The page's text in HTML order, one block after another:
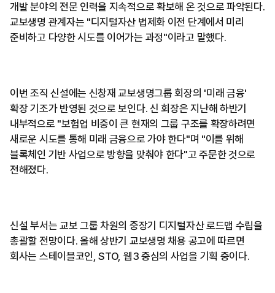
개발 분야의 전문 인력을 지속적으로 확보해 온 것으로 파악된다.
교보생명 관계자는 "디지털자산 법제화 이전 단계에서 미리
준비하고 다양한 시도를 이어가는 과정"이라고 말했다.
이번 조직 신설에는 신창재 교보생명그룹 회장의 '미래 금융'
확장 기조가 반영된 것으로 보인다. 신 회장은 지난해 하반기
내부적으로 "보험업 비중이 큰 현재의 그룹 구조를 확장하려면
새로운 시도를 통해 미래 금융으로 가야 한다"며 "이를 위해
블록체인 기반 사업으로 방향을 맞춰야 한다"고 주문한 것으로
전해졌다.
신설 부서는 교보 그룹 차원의 중장기 디지털자산 로드맵 수립을
총괄할 전망이다. 올해 상반기 교보생명 채용 공고에 따르면
회사는 스테이블코인, STO, 웹3 중심의 사업을 기획 중이다.